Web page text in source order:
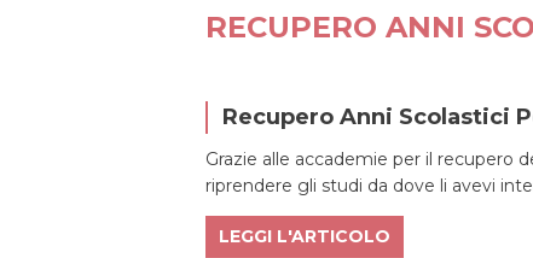
RECUPERO ANNI
Recupero Anni Scolastici
Grazie alle accademie per il recupero
riprendere gli studi da dove li avevi
LEGGI L'ARTICOLO